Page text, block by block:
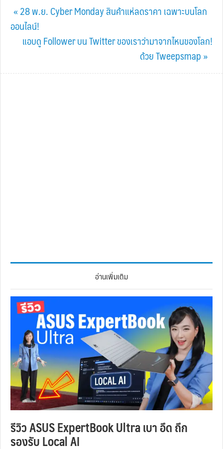
Previous
Post:
« 28 พ.ย. Cyber Monday สินค้าแห่ลดราคา เฉพาะบนโลก
ออนไลน์!
Next
แอบดู Follower บน Twitter ของเราว่ามาจากไหนของโลก!
ด้วย Tweepsmap »
อ่านเพิ่มเติม
รีวิว ASUS ExpertBook Ultra เบา อึด ถึก
รองรับ Local AI